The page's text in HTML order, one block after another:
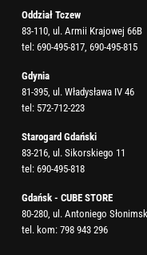
Oddział Tczew
83-110, ul. Armii Krajowej 66B
tel: 690-495-817 690-495-815
Gdynia
81-395, ul. Władysława IV 46
tel: 572-712-223
Starogard Gdański
83-216, ul. Sikorskiego 11
tel: 690-495-818
Gdańsk - CUBE STORE
80-280, ul. Antoniego
tel. kom: 798 943 296